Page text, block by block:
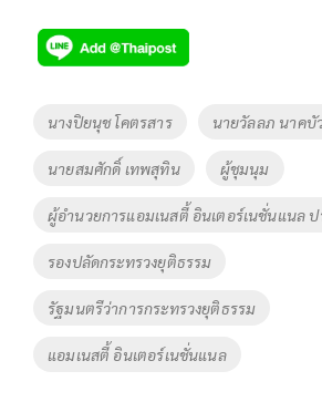
e
b
o
k
tt
er
p
y
Li
n
k
Tags
นางปิยนุช โคตรสาร นายวัลลภ นาคบั
นายสมศักดิ์ เทพสุทิน ผู้ชุมนุม
ผู้อำนวยการแอมเนสตี้ อินเตอร์เนชั่นแนล ป
รองปลัดกระทรวงยุติธรรม
รัฐมนตรีว่าการกระทรวงยุติธรรม
แอมเนสตี้ อินเตอร์เนชั่นแนล